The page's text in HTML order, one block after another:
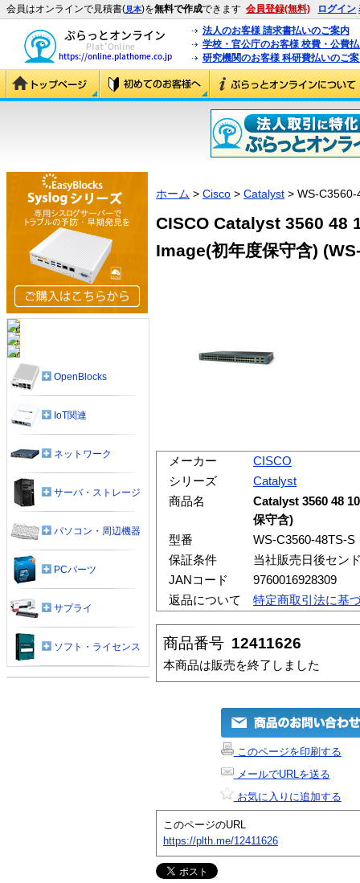
会員はオンラインで見積書(見本)を無料で作成できます 会員登録(無料) ログイン
法人のお客様 請求書払いのご案内
学校・官公庁のお客様 校費・公費
研究機関のお客様 科研費払いのご
ホーム > Cisco > Catalyst > WS-C3560-
CISCO Catalyst 3560 48
Image(初年度保守含)
メーカー
CISCO
シリーズ
Catalyst
商品名
Catalyst 3560 48
保守含)
型番
WS-C3560-48TS-S
保証条件
当社販売日後セン
JANコード
9760016928309
返品について
特定商取引法に基
商品番号 12411626
本商品は販売を終了しました
このページを印刷する
メールでURLを送る
お気に入りに追加する
このページのURL
https://plth.me/12411626
OpenBlocks
IoT関連
ネットワーク
サーバ・ストレージ
パソコン・周辺機器
PCパーツ
サプライ
ソフト・ライセンス